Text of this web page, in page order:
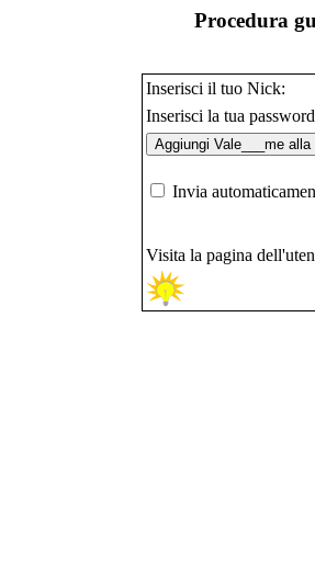
Procedura
Inserisci il tuo Nick:
Inserisci la tua
Invia
Visita la pagina